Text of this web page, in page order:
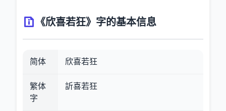
《欣喜若狂》字的基本信息
简体 欣喜若狂
繁体
字
訢喜若狂